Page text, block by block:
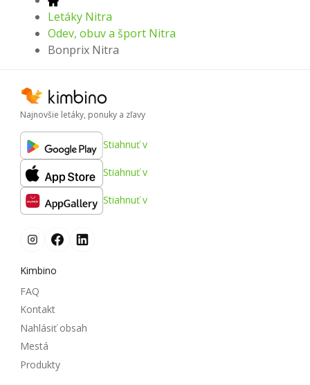
Letáky Nitra
Odev, obuv a šport Nitra
Bonprix Nitra
Najnovšie letáky, ponuky a zľavy
Stiahnuť v
Stiahnuť v
Stiahnuť v
Kimbino
FAQ
Kontakt
Nahlásiť obsah
Mestá
Produkty